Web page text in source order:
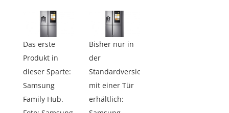
Das erste
Produkt in
dieser Sparte:
Samsung
Family Hub.
Bisher nur in
der
Standardversion
mit einer Tür
erhältlich: